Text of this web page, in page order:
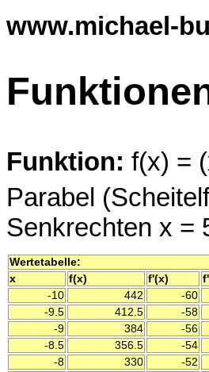
www.michael-
Funktion: f(x) =
Parabel
Senkrechten x
Wertetabelle:
x
f(x) f'(x)
-10
442 -60
-9.5
412.5 -58
-9
384 -56
-8.5
356.5 -54
-8
330 -52